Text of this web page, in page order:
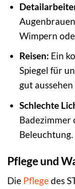
Wimpern
Reisen: Ein
Spiegel für
gut aussehen
Schlechte
Badezimmer
Beleuchtung.
Pflege und
Die Pflegedes